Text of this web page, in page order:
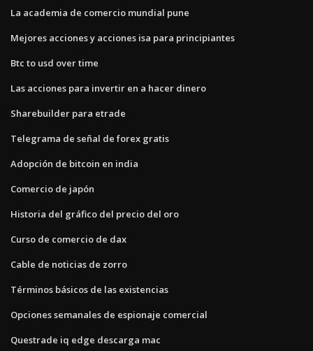
La academia de comercio mundial pune
Mejores acciones y acciones isa para principiantes
Btc to usd over time
Las acciones para invertir en a hacer dinero
Sharebuilder para etrade
Telegrama de señal de forex gratis
Adopción de bitcoin en india
Comercio de japón
Historia del gráfico del precio del oro
Curso de comercio de dax
Cable de noticias de zorro
Términos básicos de las existencias
Opciones semanales de espionaje comercial
Questrade iq edge descarga mac